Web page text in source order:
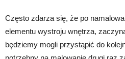
Często zdarza się, że po
elementu wystroju wnętrza,
będziemy mogli przystąpić do